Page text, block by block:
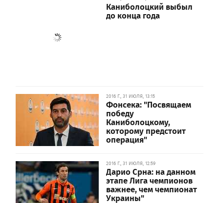
Каниболоцкий выбыл
до конца года
2016 Г., 31 ИЮЛЯ, 13:15
Фонсека: "Посвящаем
победу
Каниболоцкому,
которому предстоит
операция"
2016 Г., 31 ИЮЛЯ, 12:59
Дарио Срна: на данном
этапе Лига чемпионов
важнее, чем чемпионат
Украины"